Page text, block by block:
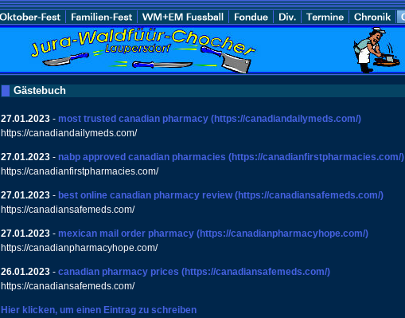
Gästebuch
27.01.2023 - most trusted canadian pharmacy (https://canadiandailymeds.com/)
https://canadiandailymeds.com/
27.01.2023 - nabp approved canadian pharmacies (https://canadianfirstpharmacies.com/)
https://canadianfirstpharmacies.com/
27.01.2023 - best online canadian pharmacy review (https://canadiansafemeds.com/)
https://canadiansafemeds.com/
27.01.2023 - mexican mail order pharmacy (https://canadianpharmacyhope.com/)
https://canadianpharmacyhope.com/
26.01.2023 - canadian pharmacy prices (https://canadiansafemeds.com/)
https://canadiansafemeds.com/
Hier klicken, um einen Eintrag zu schreiben